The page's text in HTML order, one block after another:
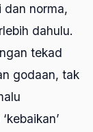
dan norma,
dahulu.
tekad
godaan, tak